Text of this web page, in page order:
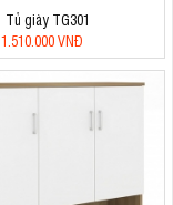
Tủ giày TG301
1.510.000 VNĐ